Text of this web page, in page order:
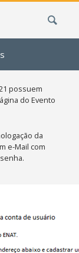
possuem
do Evento
da
e-Mail com